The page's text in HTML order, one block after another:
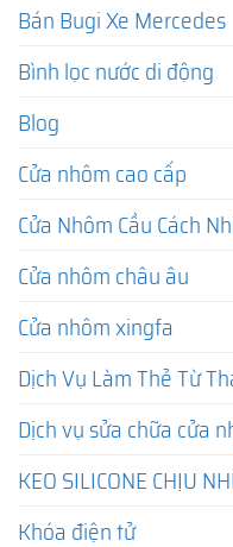
Bán Bugi Xe Mercedes
Bình lọc nước di động
Blog
Cửa nhôm cao cấp
Cửa Nhôm Cầu Cách
Cửa nhôm châu âu
Cửa nhôm xingfa
Dịch Vụ Làm Thẻ Từ
Dịch vụ sửa chữa cửa
KEO SILICONE CHỊU
Khóa điện tử